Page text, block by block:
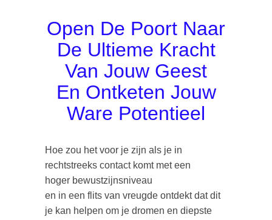
Open De Poort Naar
De Ultieme Kracht
Van Jouw Geest
En Ontketen Jouw
Ware Potentieel
Hoe zou het voor je zijn als je in
rechtstreeks contact komt met een
hoger bewustzijnsniveau
en in een flits van vreugde ontdekt dat dit
je kan helpen om je dromen en diepste